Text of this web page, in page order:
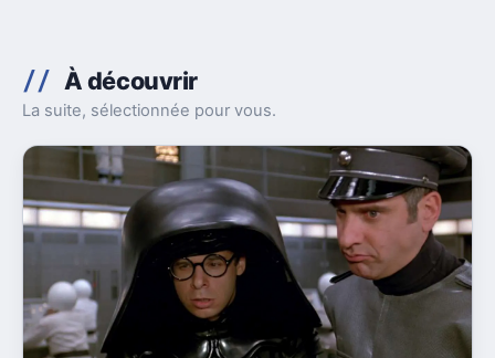
À découvrir
La suite, sélectionnée pour vous.